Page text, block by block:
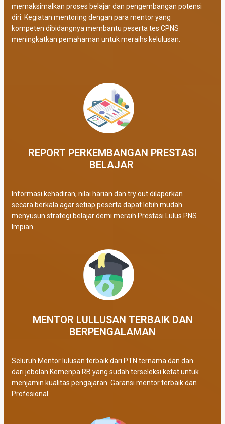
memaksimalkan proses belajar dan pengembangan potensi
diri. Kegiatan mentoring dengan para mentor yang
kompeten dibidangnya membantu peserta tes CPNS
meningkatkan pemahaman untuk meraihs kelulusan.
REPORT PERKEMBANGAN PRESTASI
BELAJAR ​
Informasi kehadiran, nilai harian dan try out dilaporkan
secara berkala agar setiap peserta dapat lebih mudah
menyusun strategi belajar demi meraih Prestasi Lulus PNS
Impian
MENTOR LULLUSAN TERBAIK DAN
BERPENGALAMAN
Seluruh Mentor lulusan terbaik dari PTN ternama dan dan
dari jebolan Kemenpa RB yang sudah terseleksi ketat untuk
menjamin kualitas pengajaran. Garansi mentor terbaik dan
Profesional.